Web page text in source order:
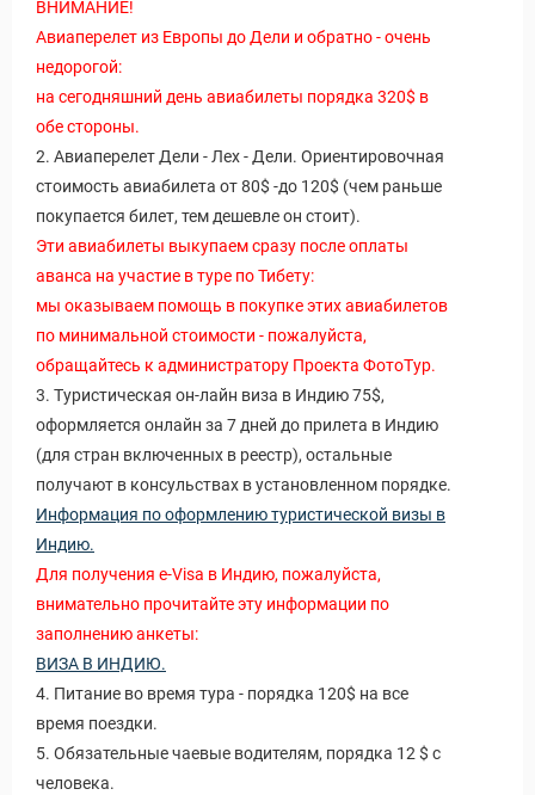
ВНИМАНИЕ!
Авиаперелет из Европы до Дели и обратно - очень
недорогой:
на сегодняшний день авиабилеты порядка 320$ в
обе стороны.
2. Авиаперелет Дели - Лех - Дели. Ориентировочная
стоимость авиабилета от 80$ -до 120$ (чем раньше
покупается билет, тем дешевле он стоит).
Эти авиабилеты выкупаем сразу после оплаты
аванса на участие в туре по Тибету:
мы оказываем помощь в покупке этих авиабилетов
по минимальной стоимости - пожалуйста,
обращайтесь к администратору Проекта ФотоТур.
3. Туристическая он-лайн виза в Индию 75$,
оформляется онлайн за 7 дней до прилета в Индию
(для стран включенных в реестр), остальные
получают в консульствах в установленном порядке.
Информация по оформлению туристической визы в
Индию.
Для получения e-Visa в Индию, пожалуйста,
внимательно прочитайте эту информации по
заполнению анкеты:
ВИЗА В ИНДИЮ.
4. Питание во время тура - порядка 120$ на все
время поездки.
5. Обязательные чаевые водителям, порядка 12 $ с
человека.